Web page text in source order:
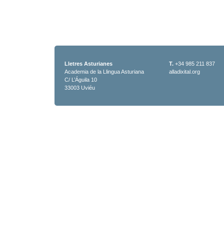
Lletres Asturianes
Academia de la Llingua Asturiana
C/ L’Águila 10
33003 Uviéu
T. +34 985 211 837
alladixital.org